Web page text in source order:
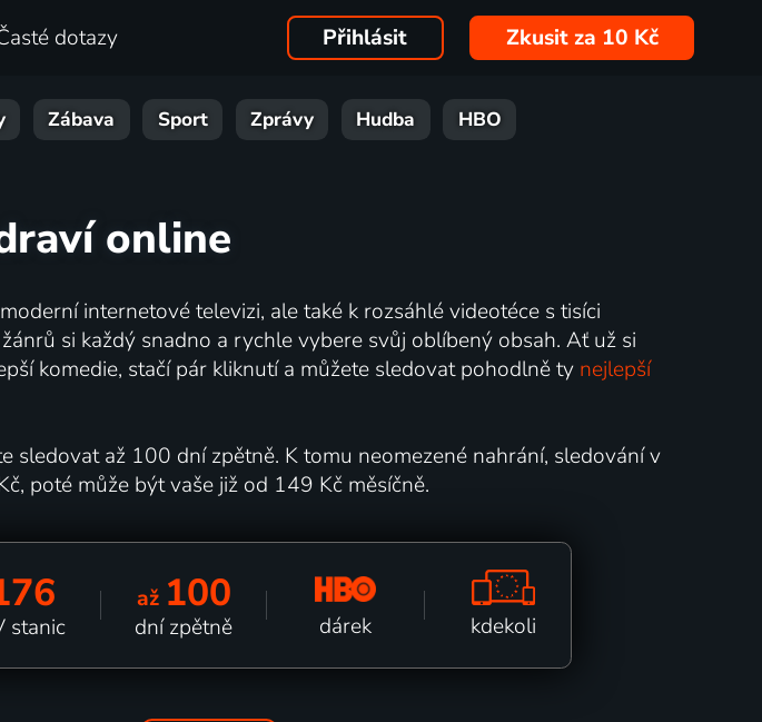
dotazy Přihlásit Zkusit za 10 Kč
Zábava Sport Zprávy Hudba HBO
online
internetové televizi, ale také k rozsáhlé videotéce s tisíci
si každý snadno a rychle vybere svůj oblíbený obsah. Ať už si
komedie, stačí pár kliknutí a můžete sledovat pohodlně ty nejlepší
sledovat až 100 dní zpětně. K tomu neomezené nahrání, sledování v
poté může být vaše již od 149 Kč měsíčně.
stanic
až 100
dní zpětně dárek kdekoli